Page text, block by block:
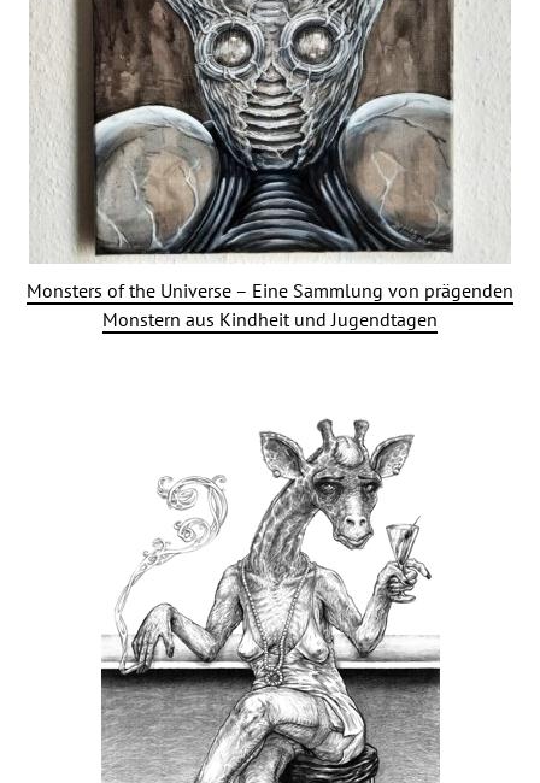
Monsters of the Universe – Eine Sammlung von prägenden
Monstern aus Kindheit und Jugendtagen